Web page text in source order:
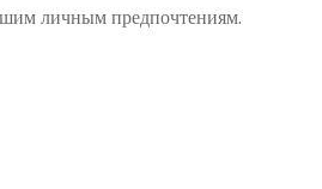
личным предпочтениям.